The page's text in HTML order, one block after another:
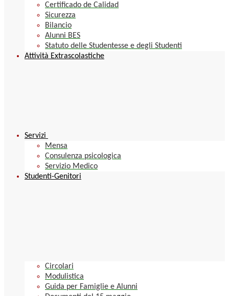
Certificado de Calidad
Sicurezza
Bilancio
Alunni BES
Statuto delle Studentesse e degli Studenti
Attività Extrascolastiche
Servizi
Mensa
Consulenza psicologica
Servizio Medico
Studenti-Genitori
Circolari
Modulistica
Guida per Famiglie e Alunni